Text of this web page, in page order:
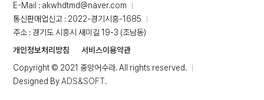
E-Mail : akwhdtmd@naver.com
통신판매업신고 : 2022-경기시흥-1685
주소 : 경기도 시흥시 새미길 19-3 (조남동)
개인정보처리방침
서비스이용약관
Copyright © 2021 중앙어수라. All rights reserved.
Designed ByADS&SOFT.